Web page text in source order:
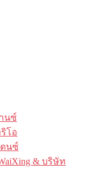
นซ์
โอ
ดนซ์
& บริษัท